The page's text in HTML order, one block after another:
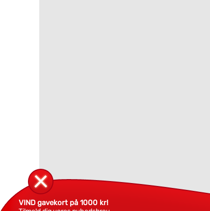
VIND gavekort på 1000 kr!